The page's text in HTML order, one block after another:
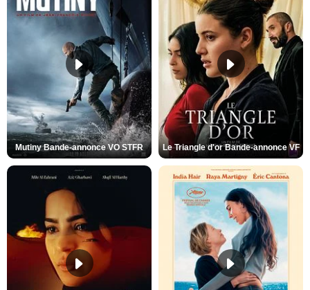
Mutiny Bande-annonce VO STFR Le Triangle d'or Bande-annonce VF